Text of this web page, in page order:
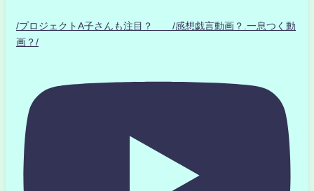
/プロジェクトA子さんも注目？ /感想戯言動画？.一息つく動
画？/